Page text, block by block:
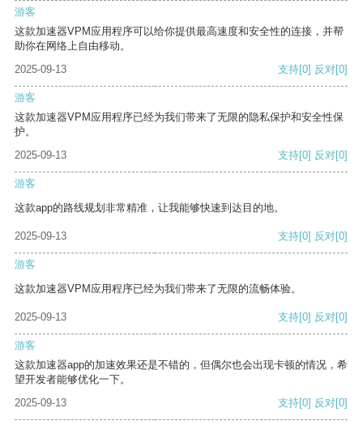
游客
这款加速器VPM应用程序可以给你提供最高速度和安全性的连接，并帮
助你在网络上自由移动。
2025-09-13
支持[0] 反对[0]
游客
这款加速器VPM应用程序已经为我们带来了无限的隐私保护和安全性保
护。
2025-09-13
支持[0] 反对[0]
游客
这款app的路线规划非常精准，让我能够快速到达目的地。
2025-09-13 支持[0] 反对[0]
游客
这款加速器VPM应用程序已经为我们带来了无限的流畅体验。
2025-09-13 支持[0] 反对[0]
游客
这款加速器app的加速效果还是不错的，但偶尔也会出现卡顿的情况，希
望开发者能够优化一下。
2025-09-13
支持[0] 反对[0]